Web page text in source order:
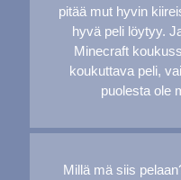
pitää mut hyvin
hyvä peli löytyy.
Minecraft
koukuttava peli,
puolesta ole
Millä mä siis